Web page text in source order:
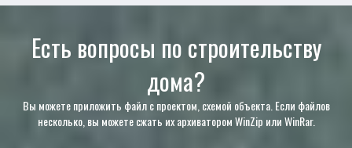
Есть вопросы по строительству
дома?
Вы можете приложить файл с проектом, схемой объекта. Если файлов
несколько, вы можете сжать их архиватором WinZip или WinRar.